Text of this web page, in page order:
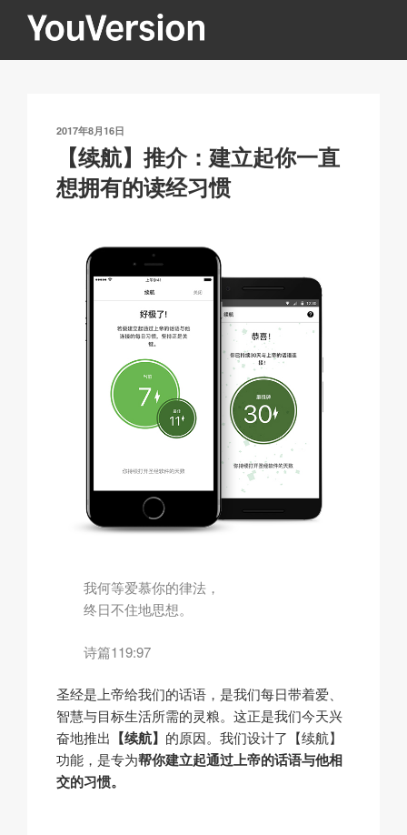
YOUVERSION
Seeking God every day.
发
2017年8月16日
【续航】推介：建立起你一直
想拥有的读经习惯
我何等爱慕你的律法，
终日不住地思想。
诗篇119:97
圣经是上帝给我们的话语，是我们每日带着爱、
智慧与目标生活所需的灵粮。这正是我们今天兴
奋地推出 【续航】 的原因。我们设计了【续航】
功能，是专为帮你建立起通过上帝的话语与他相
交的习惯。